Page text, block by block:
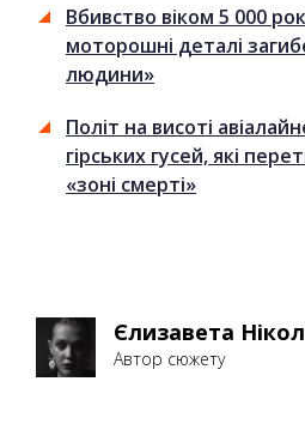
Вбивство віком 5 000
моторошні деталі
людини»
Політ на висоті
гірських гусей, які
«зоні смерті»
Єлизавета
Автор сюжету